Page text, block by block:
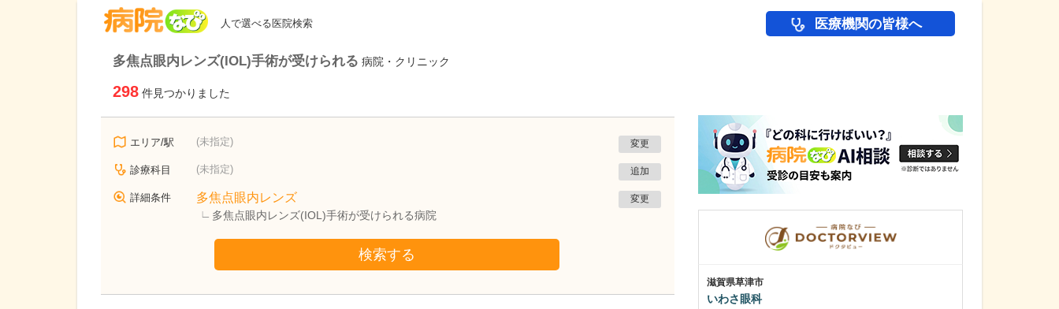
人で選べる医院検索 医療機関の皆様へ
多焦点眼内レンズ(IOL)手術が受けられる 病院・クリニック
298 件見つかりました
エリア/駅 (未指定) 変更
診療科目 (未指定) 追加
詳細条件 多焦点眼内レンズ
多焦点眼内レンズ(IOL)手術が受けられる病院
変更
検索する
滋賀県草津市
いわさ眼科
清水内科外科医院